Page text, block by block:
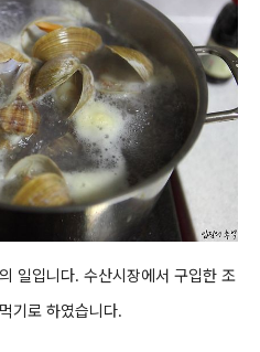
일입니다. 수산시장에서 구입한 조
기로 하였습니다.